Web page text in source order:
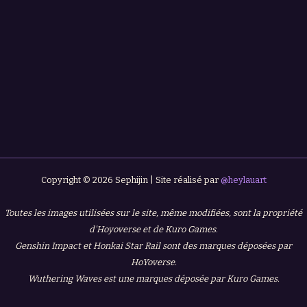
Copyright © 2026 Sephijin | Site réalisé par @heylauart
Toutes les images utilisées sur le site, même modifiées, sont la propriété
d'Hoyoverse et de Kuro Games.
Genshin Impact et Honkai Star Rail sont des marques déposées par
HoYoverse.
Wuthering Waves est une marques déposée par Kuro Games.